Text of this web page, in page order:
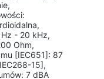
- 20 kHz,
Ohm,
[IEC651]: 87
15],
7 dBA